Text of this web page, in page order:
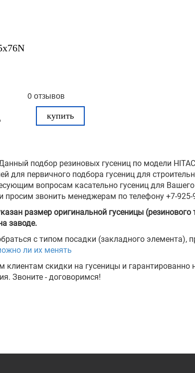
0 отзывов
купить
подбор резиновых гусениц по модели
для первичного подбора гусениц для
вопросам касательно гусениц для
просим звонить менеджерам по телефону +7-925-
размер оригинальной гусеницы (резинового
заводе.
с типом посадки (закладного элемента),
ли их менять
клиентам скидки на гусеницы и
Звоните - договоримся!